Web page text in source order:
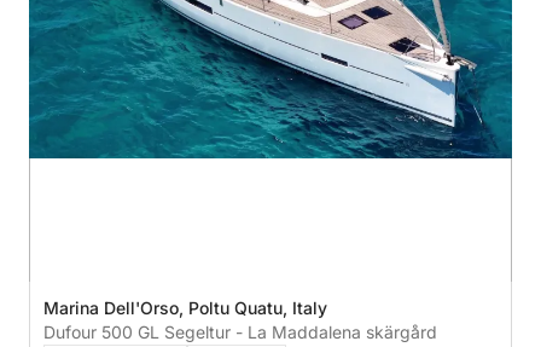
Marina Dell'Orso, Poltu Quatu, Italy
Dufour 500 GL Segeltur - La Maddalena skärgård